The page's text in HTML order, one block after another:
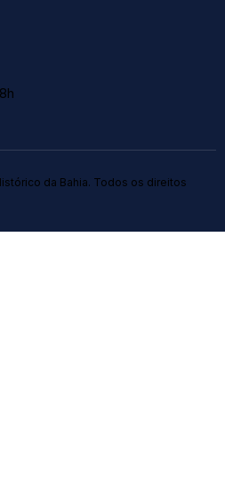
da Bahia. Todos os direitos